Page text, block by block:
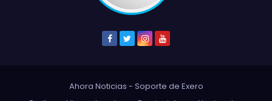
Ahora Noticias - Soporte de Exero